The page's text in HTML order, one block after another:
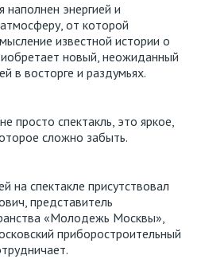
энергией и
от которой
известной истории о
новый, неожиданный
в восторге и раздумьях.
просто спектакль, это яркое,
сложно забыть.
на спектакле присутствовал
представитель
«Молодежь Москвы»,
приборостроительный